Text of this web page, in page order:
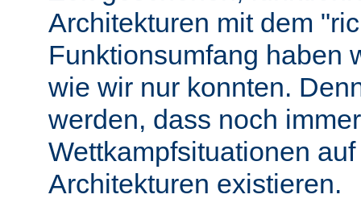
Architekturen mit dem
Funktionsumfang haben
wie wir nur konnten.
werden, dass noch immer
Wettkampfsituationen
Architekturen existieren.